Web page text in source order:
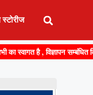
स्टोरीज
विज्ञापन सम्बंधित किसी भी